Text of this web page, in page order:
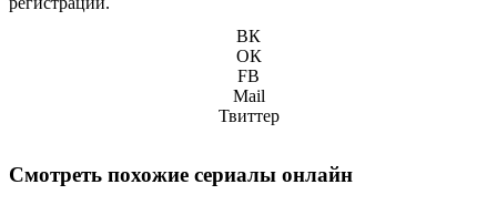
ВК
ОК
FB
Mail
Твиттер
Смотреть похожие сериалы онлайн